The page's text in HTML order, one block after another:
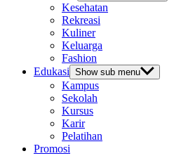
Kesehatan
Rekreasi
Kuliner
Keluarga
Fashion
Edukasi Show sub menu
Kampus
Sekolah
Kursus
Karir
Pelatihan
Promosi